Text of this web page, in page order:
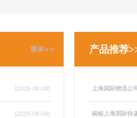
[2026-08-08]
[2026-08-08]
产品推荐
上海国际物流公
揭秘上海国际快